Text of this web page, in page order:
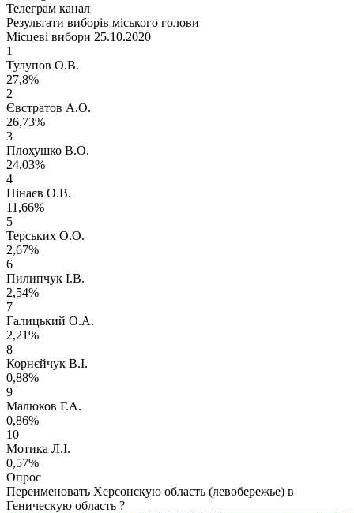
Телеграм канал
Результати виборів міського голови
Місцеві вибори 25.10.2020
1
Тулупов О.В.
27,8%
2
Євстратов А.О.
26,73%
3
Плохушко В.О.
24,03%
4
Пінаєв О.В.
11,66%
5
Терських О.О.
2,67%
6
Пилипчук І.В.
2,54%
7
Галицький О.А.
2,21%
8
Корнєйчук В.І.
0,88%
9
Малюков Г.А.
0,86%
10
Мотика Л.І.
0,57%
Опрос
Переименовать Херсонскую область (левобережье) в
Геническую область ?